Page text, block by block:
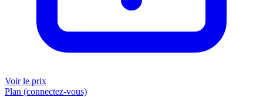
Voir le prix
Plan (connectez-vous)